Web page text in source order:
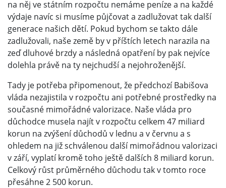
na něj ve státním rozpočtu nemáme peníze a na každé
výdaje navíc si musíme půjčovat a zadlužovat tak další
generace našich dětí. Pokud bychom se takto dále
zadlužovali, naše země by v příštích letech narazila na
zeď dluhové brzdy a následná opatření by pak nejvíce
dolehla právě na ty nejchudší a nejohroženější.
Tady je potřeba připomenout, že předchozí Babišova
vláda nezajistila v rozpočtu ani potřebné prostředky na
současné mimořádné valorizace. Naše vláda pro
důchodce musela najít v rozpočtu celkem 47 miliard
korun na zvýšení důchodů v lednu a v červnu a s
ohledem na již schválenou další mimořádnou valorizaci
v září, vyplatí kromě toho ještě dalších 8 miliard korun.
Celkový růst průměrného důchodu tak v tomto roce
přesáhne 2 500 korun.